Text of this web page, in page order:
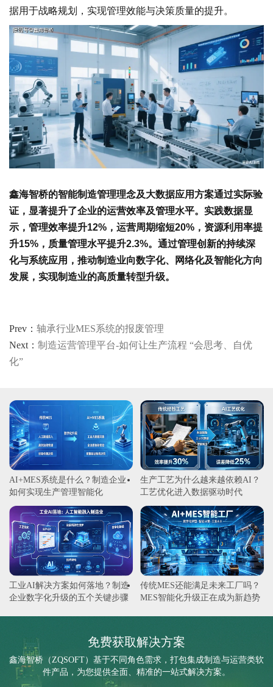
据用于战略规划，实现管理效能与决策质量的提升。
鑫海智桥的智能制造管理理念及大数据应用方案通过实际验
证，显著提升了企业的运营效率及管理水平。实践数据显
示，管理效率提升12%，运营周期缩短20%，资源利用率提
升15%，质量管理水平提升2.3%。通过管理创新的持续深
化与系统应用，推动制造业向数字化、网络化及智能化方向
发展，实现制造业的高质量转型升级。
Prev： 轴承行业MES系统的报废管理
Next： 制造运营管理平台-如何让生产流程 “会思考、自优
化”
AI+MES系统是什么？制造企业
如何实现生产管理智能化
生产工艺为什么越来越依赖AI？
工艺优化进入数据驱动时代
工业AI解决方案如何落地？制造
企业数字化升级的五个关键步骤
传统MES还能满足未来工厂吗？
MES智能化升级正在成为新趋势
免费获取解决方案
鑫海智桥（ZQSOFT）基于不同角色需求，打包集成制造与运营类软
件产品，为您提供全面、精准的一站式解决方案。